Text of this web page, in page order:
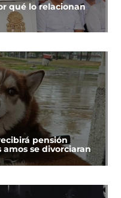
qué lo relacionan
pensión
se divorciaran